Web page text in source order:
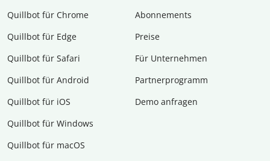
Quillbot für Chrome
Quillbot für Edge
Quillbot für Safari
Quillbot für Android
Quillbot für iOS
Quillbot für Windows
Quillbot für macOS
Abon­ne­ments
Preise
Für Unternehmen
Partnerprogramm
Demo anfragen